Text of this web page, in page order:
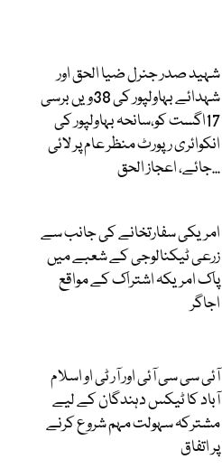
شہید صدر جنرل ضیا الحق اور
شہدائے بہاولپور کی 38ویں برسی
17اگست کو،سانحہ بہاولپور کی
انکوائری رپورٹ منظر عام پر لائی
جائے، اعجاز الحق...
امریکی سفارتخانے کی جانب سے
زرعی ٹیکنالوجی کے شعبے میں
پاک امریکہ اشتراک کے مواقع
اجاگر
آئی سی سی آئی اور آر ٹی او اسلام
آباد کا ٹیکس دہندگان کے لیے
مشترکہ سہولت مہم شروع کرنے
پر اتفاق